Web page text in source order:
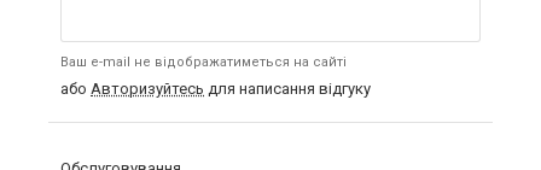
Ваш e-mail не відображатиметься на сайті
або Авторизуйтесь для написання відгуку